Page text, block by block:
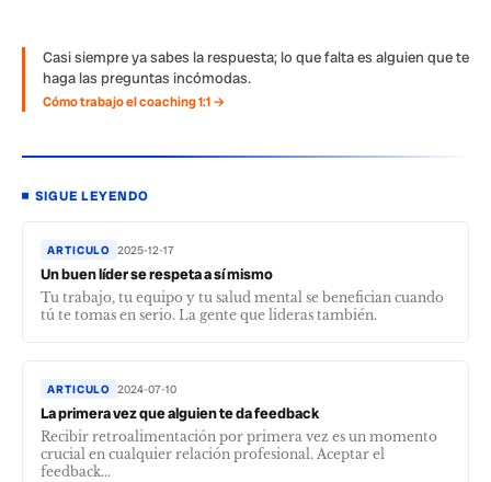
Casi siempre ya sabes la respuesta; lo que falta es alguien que te
haga las preguntas incómodas.
Cómo trabajo el coaching 1:1 →
SIGUE LEYENDO
ARTICULO 2025-12-17
Un buen líder se respeta a sí mismo
Tu trabajo, tu equipo y tu salud mental se benefician cuando
tú te tomas en serio. La gente que lideras también.
ARTICULO 2024-07-10
La primera vez que alguien te da feedback
Recibir retroalimentación por primera vez es un momento
crucial en cualquier relación profesional. Aceptar el
feedback...